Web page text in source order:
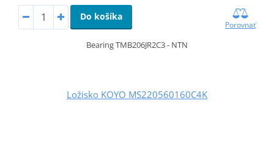
Do košíka
Porovnať
Bearing TMB206JR2C3 - NTN
Ložisko KOYO MS220560160C4K